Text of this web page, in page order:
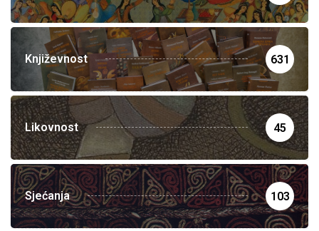
Književnost 631
Likovnost 45
Sjećanja 103